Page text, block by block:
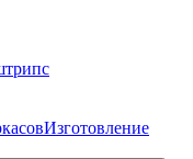
Изготовление